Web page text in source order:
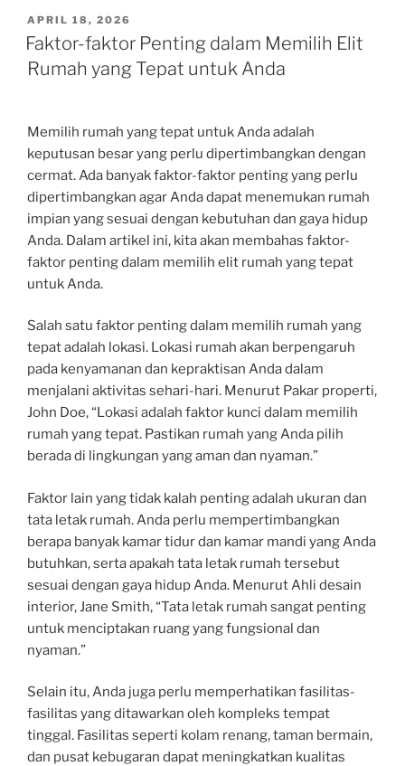
POSTED
ON
APRIL 18, 2026
Faktor-faktor Penting dalam Memilih Elit
Rumah yang Tepat untuk Anda
Memilih rumah yang tepat untuk Anda adalah
keputusan besar yang perlu dipertimbangkan dengan
cermat. Ada banyak faktor-faktor penting yang perlu
dipertimbangkan agar Anda dapat menemukan rumah
impian yang sesuai dengan kebutuhan dan gaya hidup
Anda. Dalam artikel ini, kita akan membahas faktor-
faktor penting dalam memilih elit rumah yang tepat
untuk Anda.
Salah satu faktor penting dalam memilih rumah yang
tepat adalah lokasi. Lokasi rumah akan berpengaruh
pada kenyamanan dan kepraktisan Anda dalam
menjalani aktivitas sehari-hari. Menurut Pakar properti,
John Doe, “Lokasi adalah faktor kunci dalam memilih
rumah yang tepat. Pastikan rumah yang Anda pilih
berada di lingkungan yang aman dan nyaman.”
Faktor lain yang tidak kalah penting adalah ukuran dan
tata letak rumah. Anda perlu mempertimbangkan
berapa banyak kamar tidur dan kamar mandi yang Anda
butuhkan, serta apakah tata letak rumah tersebut
sesuai dengan gaya hidup Anda. Menurut Ahli desain
interior, Jane Smith, “Tata letak rumah sangat penting
untuk menciptakan ruang yang fungsional dan
nyaman.”
Selain itu, Anda juga perlu memperhatikan fasilitas-
fasilitas yang ditawarkan oleh kompleks tempat
tinggal. Fasilitas seperti kolam renang, taman bermain,
dan pusat kebugaran dapat meningkatkan kualitas